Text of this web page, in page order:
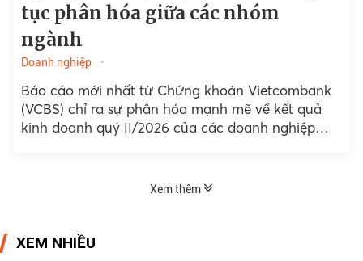
tục phân hóa giữa các nhóm
ngành
Doanh nghiệp
Báo cáo mới nhất từ Chứng khoán Vietcombank
(VCBS) chỉ ra sự phân hóa mạnh mẽ về kết quả
kinh doanh quý II/2026 của các doanh nghiệp
Xem thêm
XEM NHIỀU